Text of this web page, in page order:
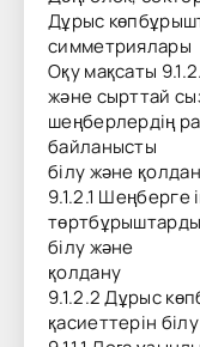
Дұрыс
симметриялары
Оқу мақсаты
және сырттай
шеңберлердің
байланысты
білу және
9.1.2.1 Шеңберге
білу және
қолдану
9.1.2.2 Дұрыс
қасиеттерін білу